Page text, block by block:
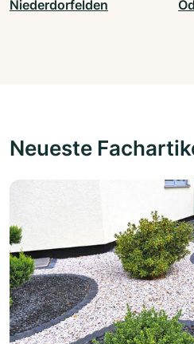
Niederdorfelden
Neueste